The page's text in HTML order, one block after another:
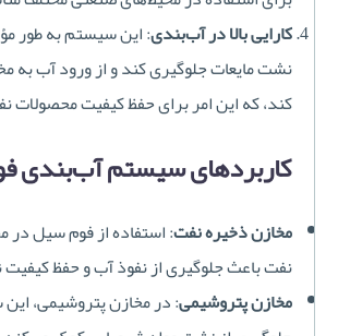
کارایی بالا در آب‌بندی: این سیستم به طور
نشت مایعات جلوگیری کند و از ورود آب به
کند، که این امر برای حفظ کیفیت محصولات
کاربردهای سیستم آب‌بندی
مخازن ذخیره نفت: استفاده از فوم سیل در
نفت باعث جلوگیری از نفوذ آب و حفظ
مخازن پتروشیمی: در مخازن پتروشیمی،